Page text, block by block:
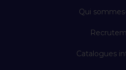
Qui
Catalogues